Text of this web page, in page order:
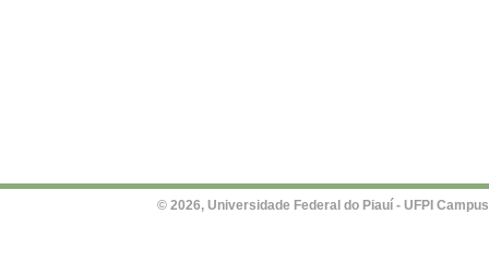
© 2026, Universidade Federal do Piauí - UFPI